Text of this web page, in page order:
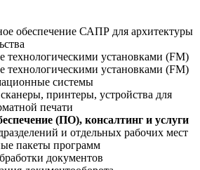
обеспечение САПР для архитектуры
технологическими установками (FM)
технологическими установками (FM)
системы
принтеры, устройства для
печати
(ПО), консалтинг и услуги
и отдельных рабочих мест
пакеты программ
документов